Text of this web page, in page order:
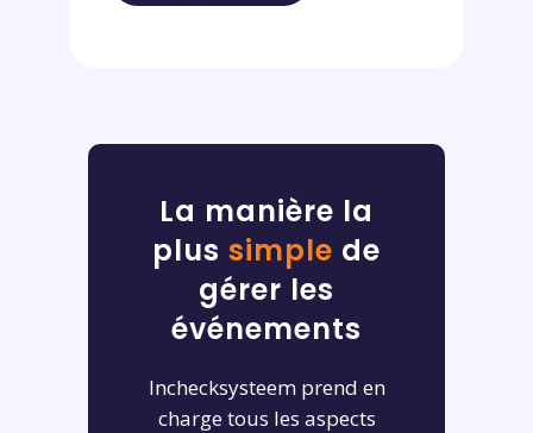
La manière la
plus simple de
gérer les
événements
Inchecksysteem prend en
charge tous les aspects